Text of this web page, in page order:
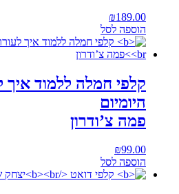
₪189.00
הוספה לסל
קלפי חמלה ללמוד איך
היומיום
פמה צ’ודרון
₪99.00
הוספה לסל